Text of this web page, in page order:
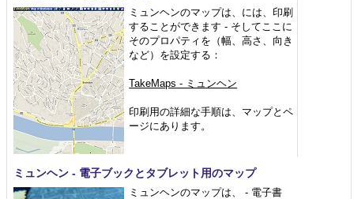
ミュンヘンのマップは、には、印刷
することができます - そしてここに
そのプロパティを（幅、高さ、向き
など）を設定する：
TakeMaps - ミュンヘン
印刷用の詳細な手順は、マップとペ
ージにあります。
ミュンヘン - 電子ブックとタブレット用のマップ
ミュンヘンのマップは、 - 電子書